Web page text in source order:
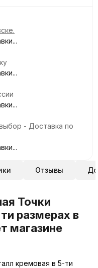
- Доставка по
Отзывы
Точки
размерах в
магазине
кремовая в 5-ти